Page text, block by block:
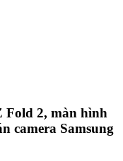
Fold 2, màn hình
camera Samsung